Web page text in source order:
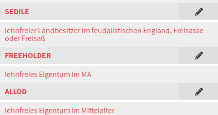
SEDILE
lehnfreier Landbesitzer im feudalistischen England, Freisasse
oder Freisaß
FREEHOLDER
lehnfreies Eigentum im MA
ALLOD
lehnfreies Eigentum im Mittelalter